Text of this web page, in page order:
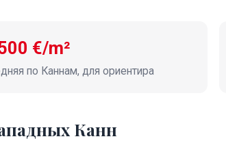
€/m²
по Каннам, для ориентира
Канн